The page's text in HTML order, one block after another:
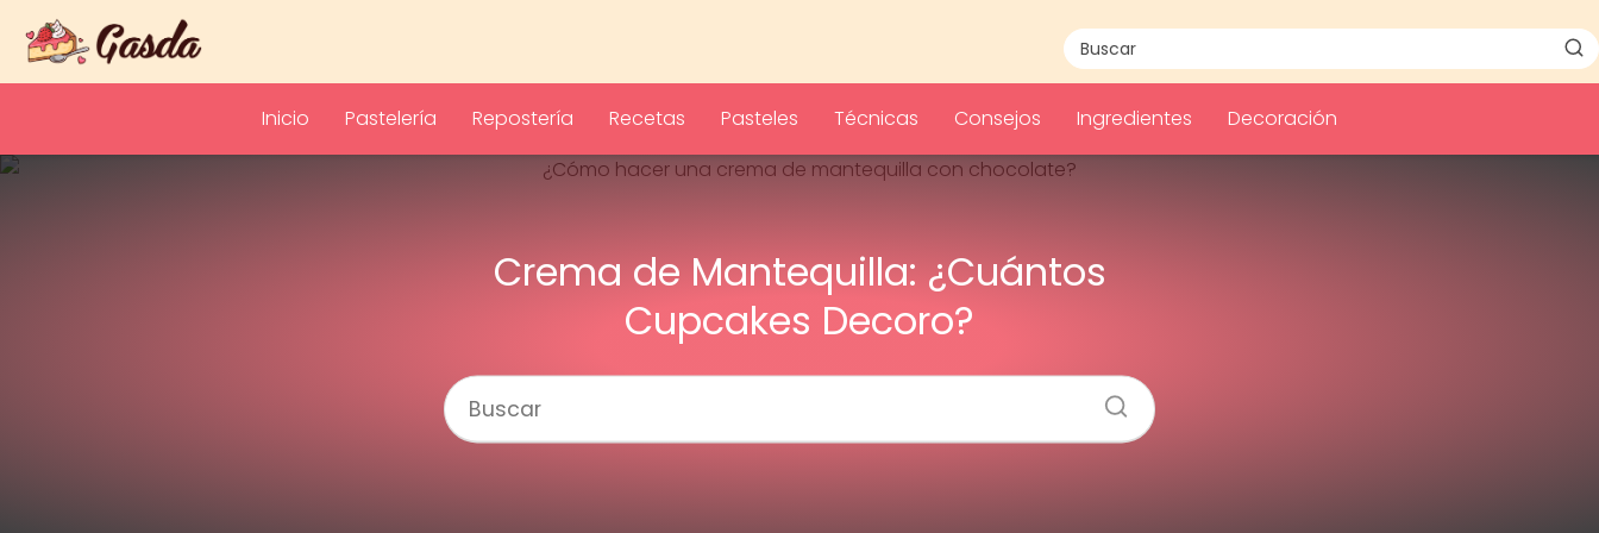
Inicio Pastelería Repostería Recetas Pasteles Técnicas Consejos Ingredientes Decoración
Crema de Mantequilla: ¿Cuántos
Cupcakes Decoro?